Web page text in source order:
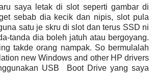
saya letak di slot seperti gambar di
sebab dia kecik dan nipis, slot pula
satu je skru di slot dan terus SSD ni
tanda dia boleh jatuh atau bergoyang.
takde orang nampak. So bermulalah
new Windows and other HP drivers
USB Boot Drive yang saya